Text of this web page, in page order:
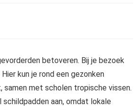
betoveren. Bij je bezoek
kun je rond een gezonken
met scholen tropische vissen.
aan, omdat lokale